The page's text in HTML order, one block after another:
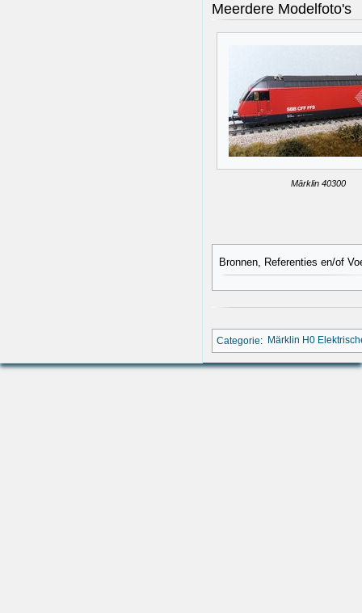
Meerdere Modelfoto's
Märklin 40300
Bronnen, Referenties en/of
Categorie: Märklin H0